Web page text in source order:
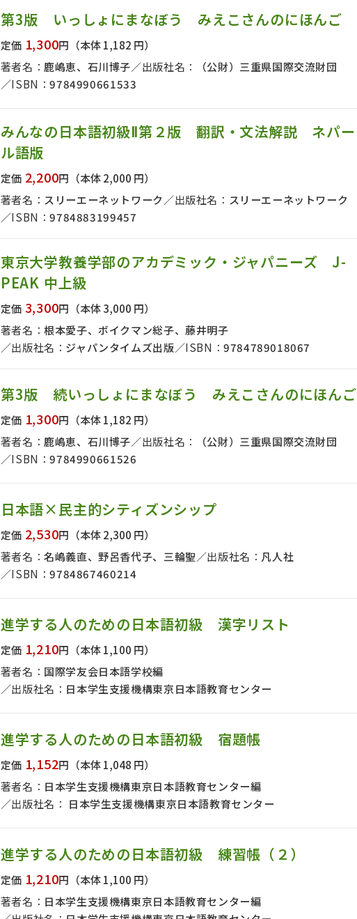
絞り込む
第3版 いっしょにまなぼう みえこさんのにほんご
定価 1,300円 （本体 1,182 円）
著者名： 鹿嶋恵、石川博子 出版社名：
（公財）三重県国際交流財団
ISBN：9784990661533
みんなの日本語初級Ⅱ第２版 翻訳・文法解説 ネパー
ル語版
定価 2,200円 （本体 2,000 円）
著者名： スリーエーネットワーク 出版社名： スリーエーネットワーク
ISBN：9784883199457
東京大学教養学部のアカデミック・ジャパニーズ J-
PEAK 中上級
定価 3,300円 （本体 3,000 円）
著者名：根本愛子、ボイクマン総子、藤井明子
出版社名： ジャパンタイムズ出版 ISBN：9784789018067
第3版 続いっしょにまなぼう みえこさんのにほんご
定価 1,300円 （本体 1,182 円）
著者名：鹿嶋恵、石川博子 出版社名：
（公財）三重県国際交流財団
ISBN：9784990661526
日本語×民主的シティズンシップ
定価 2,530円 （本体 2,300 円）
著者名：名嶋義直、野呂香代子、三輪聖 出版社名： 凡人社
ISBN：9784867460214
進学する人のための日本語初級 漢字リスト
定価 1,210円 （本体 1,100 円）
著者名： 国際学友会日本語学校編
出版社名： 日本学生支援機構東京日本語教育センター
進学する人のための日本語初級 宿題帳
定価 1,152円 （本体 1,048 円）
著者名： 日本学生支援機構東京日本語教育センター編
出版社名： 日本学生支援機構東京日本語教育センター
進学する人のための日本語初級 練習帳（２）
定価 1,210円 （本体 1,100 円）
著者名： 日本学生支援機構東京日本語教育センター編